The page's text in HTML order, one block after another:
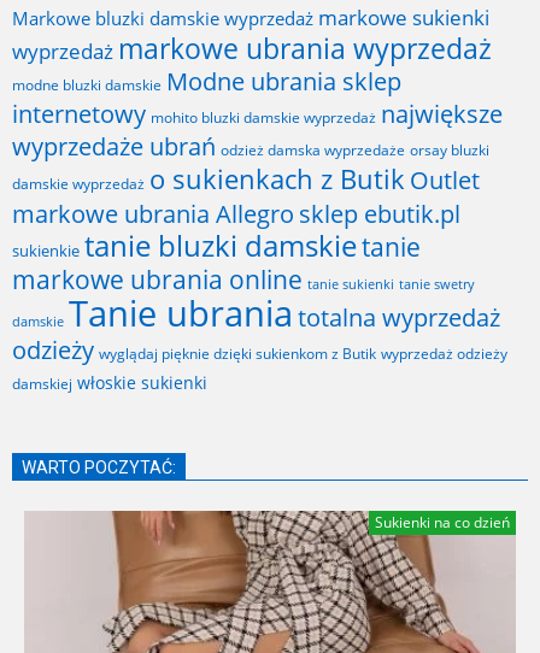
Markowe bluzki damskie wyprzedaż markowe sukienki
wyprzedaż markowe ubrania wyprzedaż
modne bluzki damskie Modne ubrania sklep
internetowy mohito bluzki damskie wyprzedaż największe
wyprzedaże ubrań odzież damska wyprzedaże orsay bluzki
damskie wyprzedaż o sukienkach z Butik Outlet
markowe ubrania Allegro sklep ebutik.pl
sukienkie tanie bluzki damskietanie
markowe ubrania online tanie sukienki tanie swetry
damskie Tanie ubrania totalna wyprzedaż
odzieży wyglądaj pięknie dzięki sukienkom z Butik wyprzedaż odzieży
damskiej włoskie sukienki
WARTO POCZYTAĆ:
Sukienki na co dzień